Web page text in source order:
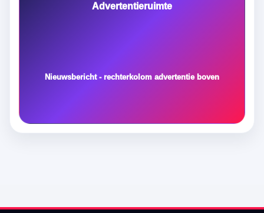
Advertentieruimte
Nieuwsbericht - rechterkolom advertentie boven